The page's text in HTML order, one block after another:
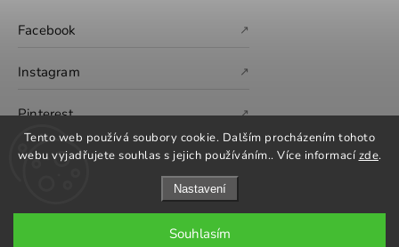
Tento web používá soubory cookie. Dalším procházením tohoto
webu vyjadřujete souhlas s jejich používáním.. Více informacízde.
Nastavení
Souhlasím
Facebook ↗
Instagram ↗
Pinterest ↗